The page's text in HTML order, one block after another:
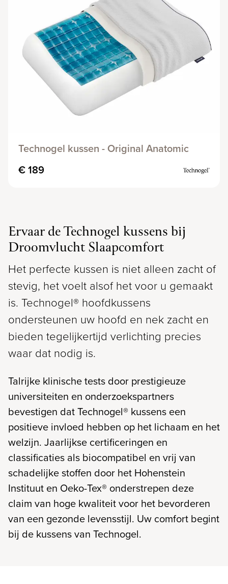
Technogel kussen - Original Anatomic
€ 189
Ervaar de Technogel kussens bij
Droomvlucht Slaapcomfort
Het perfecte kussen is niet alleen zacht of
stevig, het voelt alsof het voor u gemaakt
is. Technogel® hoofdkussens
ondersteunen uw hoofd en nek zacht en
bieden tegelijkertijd verlichting precies
waar dat nodig is.
Talrijke klinische tests door prestigieuze
universiteiten en onderzoekspartners
bevestigen dat Technogel® kussens een
positieve invloed hebben op het lichaam en het
welzijn. Jaarlijkse certificeringen en
classificaties als biocompatibel en vrij van
schadelijke stoffen door het Hohenstein
Instituut en Oeko-Tex® onderstrepen deze
claim van hoge kwaliteit voor het bevorderen
van een gezonde levensstijl. Uw comfort begint
bij de kussens van Technogel.